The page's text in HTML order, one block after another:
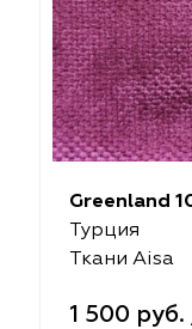
Greenland
Турция
Ткани Aisa
1 500